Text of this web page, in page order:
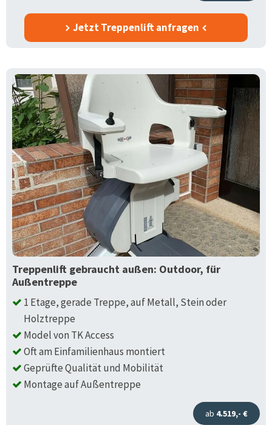
Jetzt Treppenlift anfragen
Treppenlift gebraucht außen: Outdoor, für
Außentreppe
1 Etage, gerade Treppe, auf Metall, Stein oder
Holztreppe
Model von TK Access
Oft am Einfamilienhaus montiert
Geprüfte Qualität und Mobilität
Montage auf Außentreppe
ab 4.519,- €